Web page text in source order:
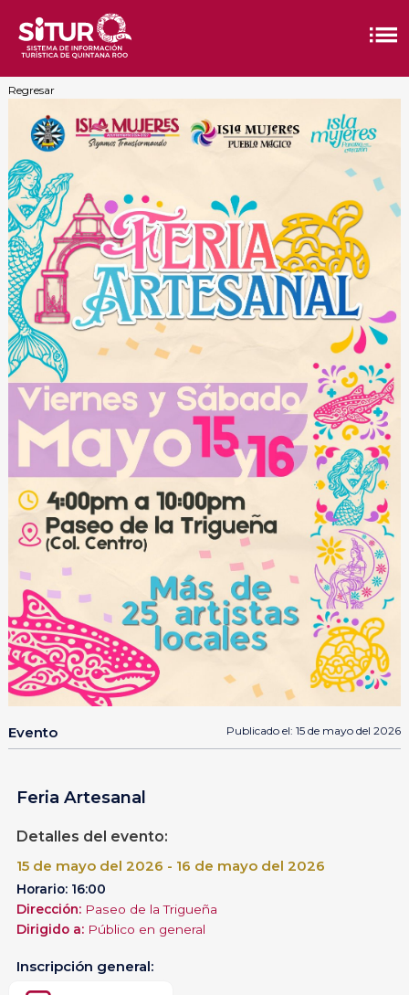
Regresar
Evento Publicado el: 15 de mayo del 2026
Feria Artesanal
Detalles del evento:
15 de mayo del 2026 - 16 de mayo del 2026
Horario: 16:00
Dirección: Paseo de la Trigueña
Dirigido a: Público en general
Inscripción general: